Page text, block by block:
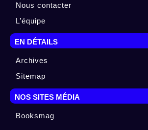
Nous contacter
L’équipe
EN DÉTAILS
Archives
Sitemap
NOS SITES MÉDIA
Booksmag